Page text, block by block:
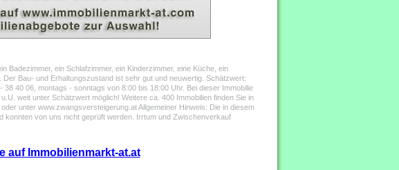
Badezimmer, ein Schlafzimmer, ein Kinderzimmer, eine Küche, ein
Bau- und Erhaltungszustand ist sehr gut und neuwertig. Schätzwert:
40 06, montags - sonntags von 8:00 bis 18:00 Uhr. Bei dieser Immobilie
weit unter Schätzwert möglich! Weitere ca. 400 Immobilien finden Sie in
unter www.zwangsversteigerung.at Allgemeiner Hinweis: Die in diesem
konnten von uns nicht geprüft werden. Irrtum und Zwischenverkauf
auf Immobilienmarkt-at.at